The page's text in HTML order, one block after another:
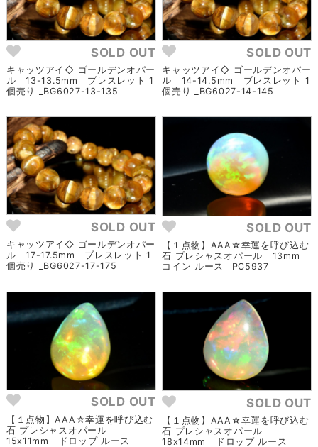
SOLD OUT
キャッツアイ◇ ゴールデンオパー
ル 13-13.5mm ブレスレット 1
個売り _BG6027-13-135
SOLD OUT
キャッツアイ◇ ゴールデンオパー
ル 14-14.5mm ブレスレット 1
個売り _BG6027-14-145
SOLD OUT
キャッツアイ◇ ゴールデンオパー
ル 17-17.5mm ブレスレット 1
個売り _BG6027-17-175
SOLD OUT
【１点物】AAA☆幸運を呼び込む
石 プレシャスオパール 13mm
コイン ルース _PC5937
SOLD OUT
【１点物】AAA☆幸運を呼び込む
石 プレシャスオパール
15x11mm ドロップ ルース
SOLD OUT
【１点物】AAA☆幸運を呼び込む
石 プレシャスオパール
18x14mm ドロップ ルース